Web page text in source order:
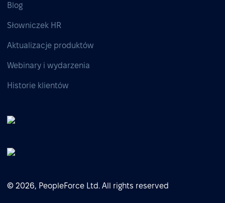
Blog
Słowniczek HR
Aktualizacje produktów
Webinary i wydarzenia
Historie klientów
© 2026, PeopleForce Ltd. All rights reserved